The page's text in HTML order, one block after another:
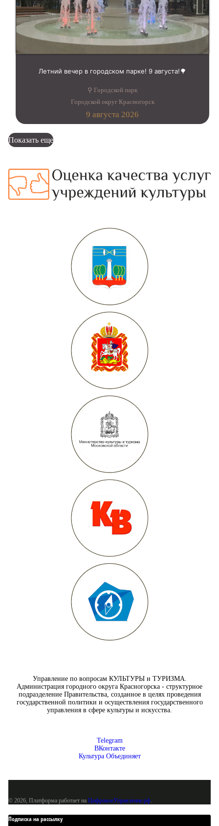
Летний вечер в городском парке! 9 августа!🌳
⚲ Городской парк
Городской округ Красногорск
9 августа 2026
Показать еще
Управление по вопросам КУЛЬТУРЫ и ТУРИЗМА.
Администрация городного округа Красногорска - структурное
подразделение Правительства, созданное в целях проведения
государственной политики и осуществления государственного
управления в сфере культуры и искусства.
Telegram
ВКонтакте
Культура Объединяет
© 2026, Платформа работает на ЦифровоеУправление.рф.
Подписка на рассылку